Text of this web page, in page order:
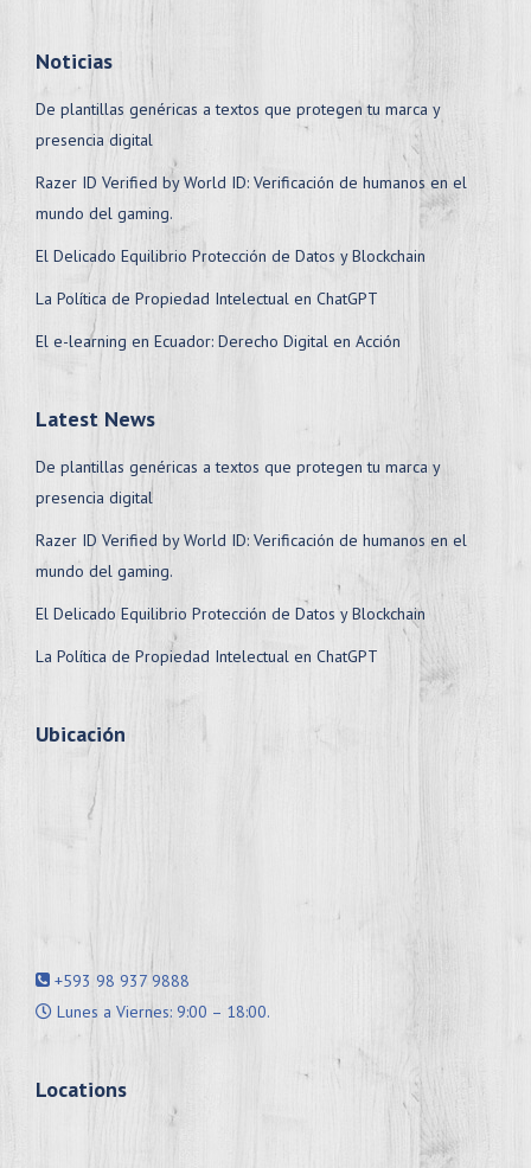
Noticias
De plantillas genéricas a textos que protegen tu marca y
presencia digital
Razer ID Verified by World ID: Verificación de humanos en el
mundo del gaming.
El Delicado Equilibrio Protección de Datos y Blockchain
La Política de Propiedad Intelectual en ChatGPT
El e-learning en Ecuador: Derecho Digital en Acción
Latest News
De plantillas genéricas a textos que protegen tu marca y
presencia digital
Razer ID Verified by World ID: Verificación de humanos en el
mundo del gaming.
El Delicado Equilibrio Protección de Datos y Blockchain
La Política de Propiedad Intelectual en ChatGPT
Ubicación
+593 98 937 9888
Lunes a Viernes: 9:00 – 18:00.
Locations